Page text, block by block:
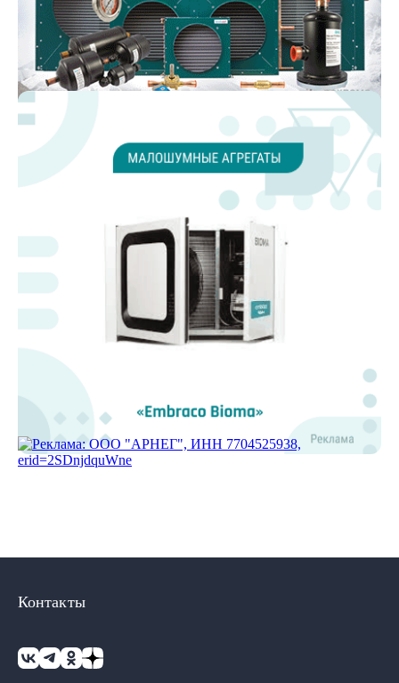
Контакты